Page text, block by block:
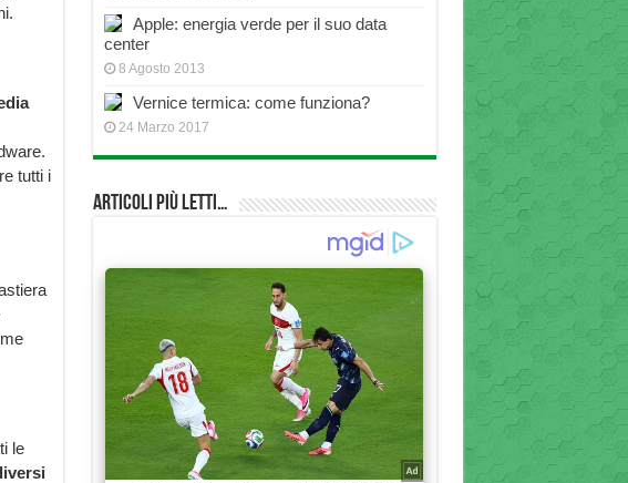
tutti i
le
Apple: energia verde per il suo data
center
8 Agosto 2013
Vernice termica: come funziona?
24 Marzo 2017
Articoli più Letti…